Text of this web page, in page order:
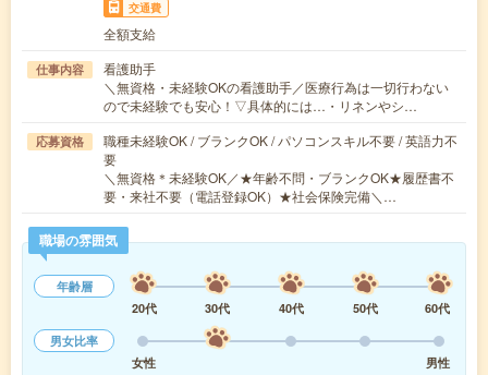
交通費
全額支給
仕事内容
看護助手
＼無資格・未経験OKの看護助手／医療行為は一切行わない
ので未経験でも安心！▽具体的には…・リネンやシ…
応募資格
職種未経験OK / ブランクOK / パソコンスキル不要 / 英語力不
要
＼無資格＊未経験OK／★年齢不問・ブランクOK★履歴書不
要・来社不要（電話登録OK）★社会保険完備＼…
職場の雰囲気
年齢層
20代
30代 40代 50代
60代
男女比率
女性
男性